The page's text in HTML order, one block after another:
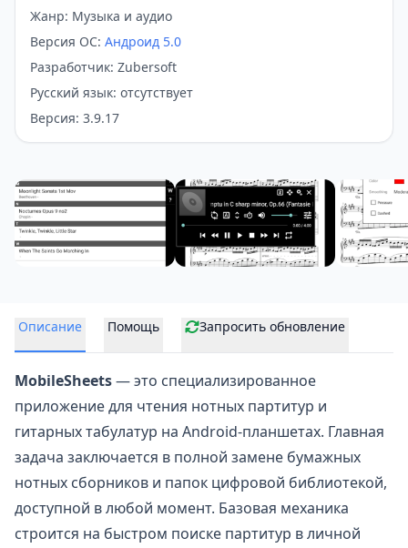
Жанр: Музыка и аудио
Версия ОС: Андроид 5.0
Разработчик: Zubersoft
Русский язык: отсутствует
Версия: 3.9.17
Описание Помощь Запросить обновление
MobileSheets— это специализированное
приложение для чтения нотных партитур и
гитарных табулатур на Android-планшетах. Главная
задача заключается в полной замене бумажных
нотных сборников и папок цифровой библиотекой,
доступной в любой момент. Базовая механика
строится на быстром поиске партитур в личной